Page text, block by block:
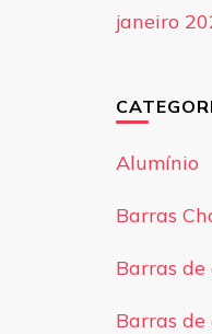
janeiro
Alumínio
Barras
Barras
Barras de